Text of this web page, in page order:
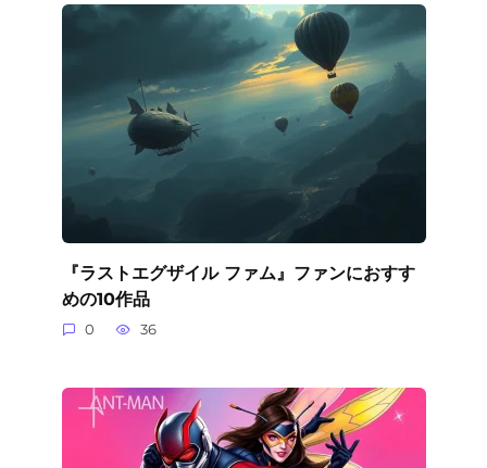
『ラストエグザイル ファム』ファンにおすす
めの10作品
0 36